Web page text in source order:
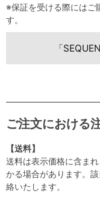
※保証を受ける際にはご
す。
「
ご注文における
【送料】
送料は表示価格に含ま
かる場合があります。
絡いたします。